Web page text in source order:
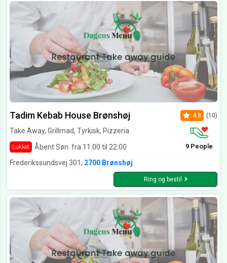
Tadim Kebab House Brønshøj
Take Away, Grillmad, Tyrkisk, Pizzeria
Lukket Åbent Søn. fra 11:00 til 22:00
4.8 (10)
9 People
Frederikssundsvej 301, 2700 Brønshøj
Ring og bestil